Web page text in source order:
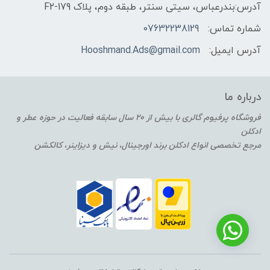
آدرس:بندرعباس، سیتی سنتر، طبقه دوم، پلاک F2-179
شماره تماس:
07632238129
آدرس ایمیل:
Hooshmand.Ads@gmail.com
درباره ما
فروشگاه پرفیوم گالری با بیش از 20 سال سابقه فعالیت در حوزه عطر و
ادکلن
مرجع تخصصی انواع ادکلن برند اورجینال، نیش و دیزاینر، کالکشن